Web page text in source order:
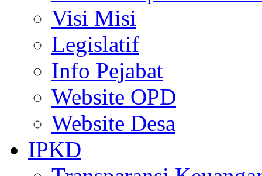
Visi Misi
Legislatif
Info Pejabat
Website OPD
Website Desa
IPKD